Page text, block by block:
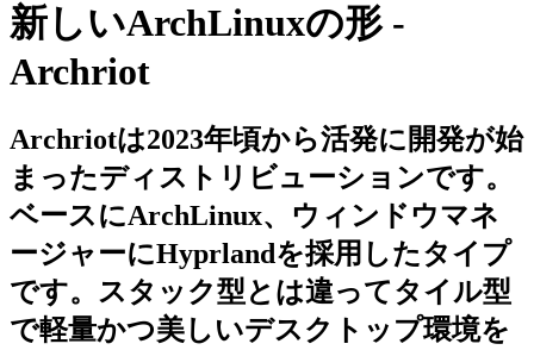
新しいArchLinuxの形 -
Archriot
Archriotは2023年頃から活発に開発が始
まったディストリビューションです。
ベースにArchLinux、ウィンドウマネ
ージャーにHyprlandを採用したタイプ
です。スタック型とは違ってタイル型
で軽量かつ美しいデスクトップ環境を